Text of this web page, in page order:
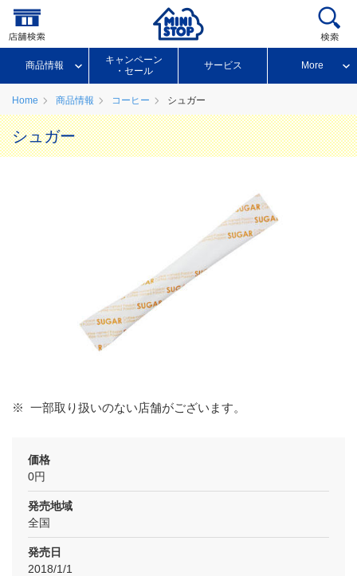
商品情報
キャンペーン
・セール
サービス More
Home 商品情報 コーヒー シュガー
シュガー
※ 一部取り扱いのない店舗がございます。
価格
0円
発売地域
全国
発売日
2018/1/1